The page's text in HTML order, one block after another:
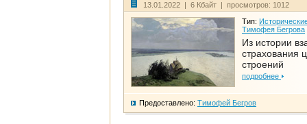
13.01.2022 | 6 Кбайт | просмотров: 1012
Тип:
Тимофея Бегрова
Из истории
страхования
строений
подробнее
Предоставлено: Тимофей Бегров